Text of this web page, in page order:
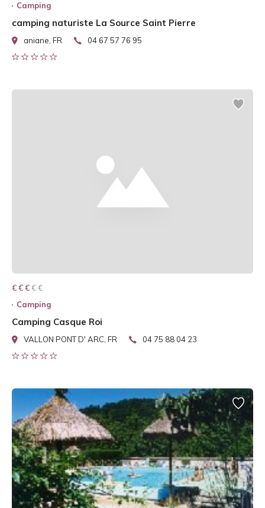
Camping
camping naturiste La Source Saint Pierre
aniane, FR 04 67 57 76 95
€ € € € €
€ € €
Camping
Camping Casque Roi
VALLON PONT D' ARC, FR 04 75 88 04 23